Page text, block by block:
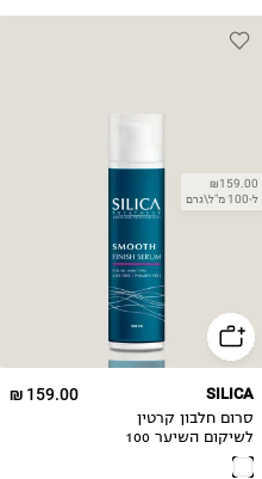
₪159.00
ל-100 מ"ל\גרם
159.00 ₪ SILICA
סרום חלבון קרטין
לשיקום השיער 100
מ"ל